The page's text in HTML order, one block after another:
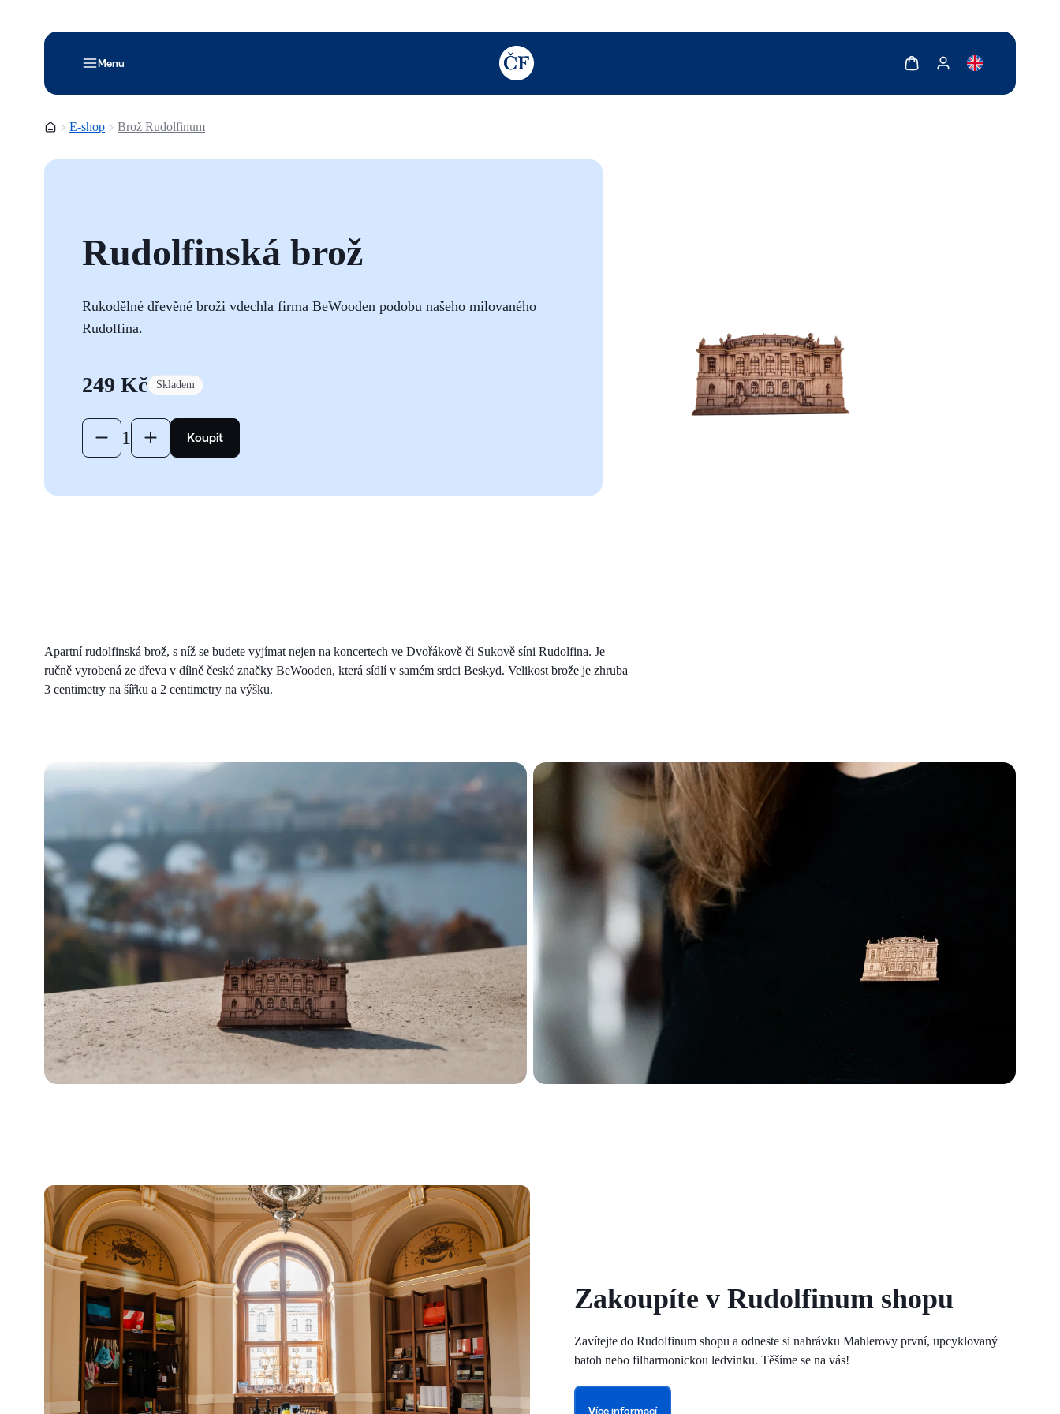
Menu
TODO: Add description for reader
Zobrazit košíkZobrazit můj účet
Domovská stránka
E-shop Brož Rudolfinum
Rudolfinská brož
Rukodělné dřevěné broži vdechla firma BeWooden podobu našeho milovaného
Rudolfina.
249 Kč Skladem
TODO: Add label
1 TODO: Add label
Koupit
Apartní rudolfinská brož, s níž se budete vyjímat nejen na koncertech ve Dvořákově či Sukově síni Rudolfina. Je
ručně vyrobená ze dřeva v dílně české značky BeWooden, která sídlí v samém srdci Beskyd. Velikost brože je zhruba
3 centimetry na šířku a 2 centimetry na výšku.
Zakoupíte v Rudolfinum shopu
Zavítejte do Rudolfinum shopu a odneste si nahrávku Mahlerovy první, upcyklovaný
batoh nebo filharmonickou ledvinku. Těšíme se na vás!
Více informací